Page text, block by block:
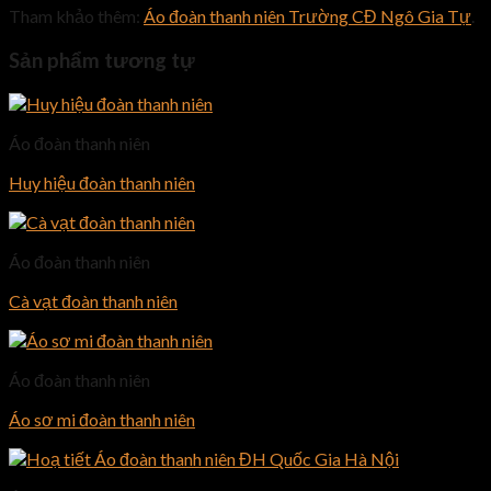
Tham khảo thêm: Áo đoàn thanh niên Trường CĐ Ngô Gia Tự.
Sản phẩm tương tự
Áo đoàn thanh niên
Huy hiệu đoàn thanh niên
Áo đoàn thanh niên
Cà vạt đoàn thanh niên
Áo đoàn thanh niên
Áo sơ mi đoàn thanh niên